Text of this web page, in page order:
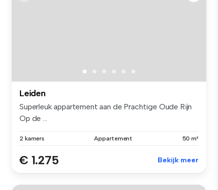
Leiden
Superleuk appartement aan de Prachtige Oude Rijn
Op de ...
2 kamers Appartement 50 m²
€ 1.275 Bekijk meer